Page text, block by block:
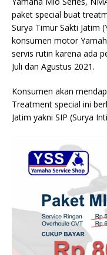
paket special buat
Surya Timur Sakti Jatim
konsumen motor
servis rutin karena ada
Juli dan Agustus 2021.
Konsumen akan
Treatment special ini
Jatim yakni SIP (Surya